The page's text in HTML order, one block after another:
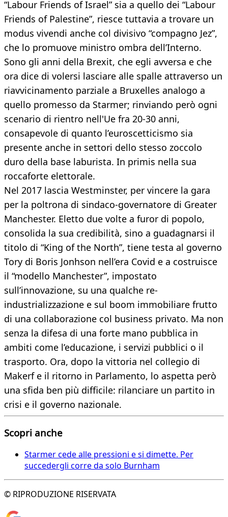
“Labour Friends of Israel” sia a quello dei “Labour
Friends of Palestine”, riesce tuttavia a trovare un
modus vivendi anche col divisivo “compagno Jez”,
che lo promuove ministro ombra dell’Interno.
Sono gli anni della Brexit, che egli avversa e che
ora dice di volersi lasciare alle spalle attraverso un
riavvicinamento parziale a Bruxelles analogo a
quello promesso da Starmer; rinviando però ogni
scenario di rientro nell'Ue fra 20-30 anni,
consapevole di quanto l’euroscetticismo sia
presente anche in settori dello stesso zoccolo
duro della base laburista. In primis nella sua
roccaforte elettorale.
Nel 2017 lascia Westminster, per vincere la gara
per la poltrona di sindaco-governatore di Greater
Manchester. Eletto due volte a furor di popolo,
consolida la sua credibilità, sino a guadagnarsi il
titolo di “King of the North”, tiene testa al governo
Tory di Boris Jonhson nell’era Covid e a costruisce
il “modello Manchester”, impostato
sull’innovazione, su una qualche re-
industrializzazione e sul boom immobiliare frutto
di una collaborazione col business privato. Ma non
senza la difesa di una forte mano pubblica in
ambiti come l’educazione, i servizi pubblici o il
trasporto. Ora, dopo la vittoria nel collegio di
Makerf e il ritorno in Parlamento, lo aspetta però
una sfida ben più difficile: rilanciare un partito in
crisi e il governo nazionale.
Scopri anche
Starmer cede alle pressioni e si dimette. Per
succedergli corre da solo Burnham
© RIPRODUZIONE RISERVATA